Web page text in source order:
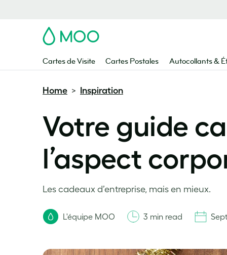
MOO
Cartes de Visite Cartes Postales Autocollants &
Home > Inspiration
Votre guide
l’aspect
Les cadeaux d’entreprise, mais en mieux.
L'équipe MOO 3 min read